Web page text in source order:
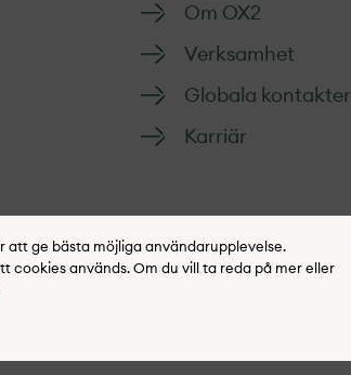
Om OX2
Verksamhet
Globala kontakter
Karriär
att ge bästa möjliga användarupplevelse.
används. Om du vill ta reda på mer eller